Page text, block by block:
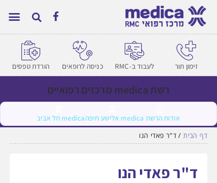
זימון תור לעבוד ב-RMC כניסה לרופאים הורדת טפסים
רשת medica מרכזים רפואיים
אודות הרשת medica אלישע חיפה
medica תל אביב
דף הבית/ד"ר פאדי הנו
ד"ר פאדי הנו